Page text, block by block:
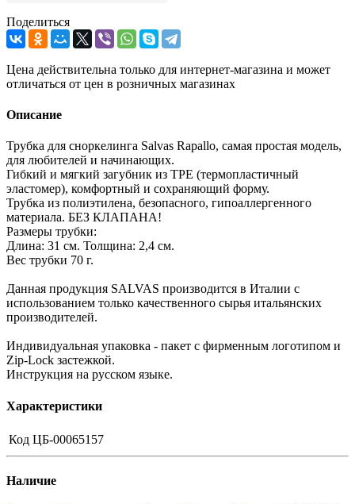
Поделиться
Цена действительна только для интернет-магазина и может
отличаться от цен в розничных магазинах
Описание
Трубка для сноркелинга Salvas Rapallo, самая простая модель,
для любителей и начинающих.
Гибкий и мягкий загубник из ТРЕ (термопластичный
эластомер), комфортный и сохраняющий форму.
Трубка из полиэтилена, безопасного, гипоаллергенного
материала. БЕЗ КЛАПАНА!
Размеры трубки:
Длина: 31 см. Толщина: 2,4 см.
Вес трубки 70 г.
Данная продукция SALVAS производится в Италии с
использованием только качественного сырья итальянских
производителей.
Индивидуальная упаковка - пакет с фирменным логотипом и
Zip-Lock застежкой.
Инструкция на русском языке.
Характеристики
Код ЦБ-00065157
Наличие